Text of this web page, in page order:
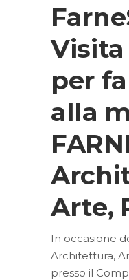
per
alla
Arte,
In occasione
Architettura,
presso il